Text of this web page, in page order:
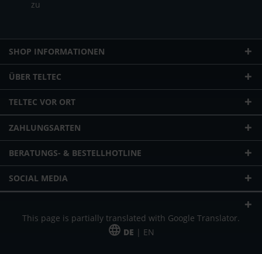
zu
SHOP INFORMATIONEN
ÜBER TELTEC
TELTEC VOR ORT
ZAHLUNGSARTEN
BERATUNGS- & BESTELLHOTLINE
SOCIAL MEDIA
This page is partially translated with Google Translator.
DE | EN